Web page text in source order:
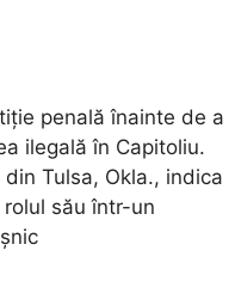
penală înainte de a
ilegală în Capitoliu.
Tulsa, Okla., indica
său într-un